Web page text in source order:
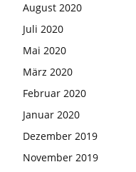
August 2020
Juli 2020
Mai 2020
März 2020
Februar 2020
Januar 2020
Dezember 2019
November 2019